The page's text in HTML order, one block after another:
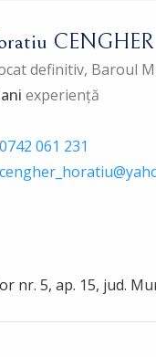
CENGHER
definitiv, Baroul
experiență
0742 061 231
nr. 5, ap. 15, jud.